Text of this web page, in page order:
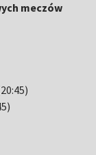
meczów